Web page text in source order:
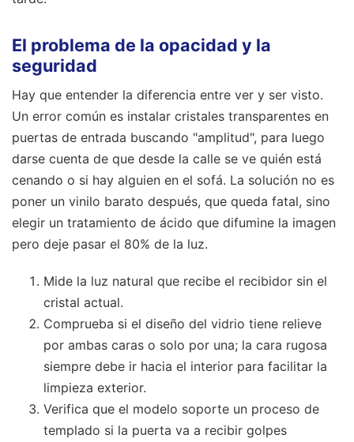
El problema de la opacidad y la
seguridad
Hay que entender la diferencia entre ver y ser visto.
Un error común es instalar cristales transparentes en
puertas de entrada buscando "amplitud", para luego
darse cuenta de que desde la calle se ve quién está
cenando o si hay alguien en el sofá. La solución no es
poner un vinilo barato después, que queda fatal, sino
elegir un tratamiento de ácido que difumine la imagen
pero deje pasar el 80% de la luz.
Mide la luz natural que recibe el recibidor sin el
cristal actual.
Comprueba si el diseño del vidrio tiene relieve
por ambas caras o solo por una; la cara rugosa
siempre debe ir hacia el interior para facilitar la
limpieza exterior.
Verifica que el modelo soporte un proceso de
templado si la puerta va a recibir golpes